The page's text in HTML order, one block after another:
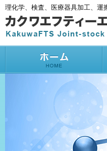
理化学、検査、医療器具加工、運